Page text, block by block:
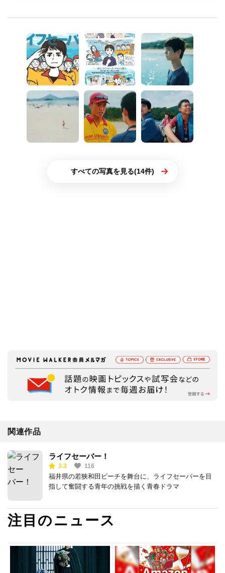
すべての写真を見る(14件)
関連作品
ライフセーバー！
3.3 116
福井県の若狭和田ビーチを舞台に、ライフセーバーを目
指して奮闘する青年の挑戦を描く青春ドラマ
注目のニュース